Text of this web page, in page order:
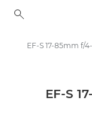
EF-S 17-85mm f/
EF-S